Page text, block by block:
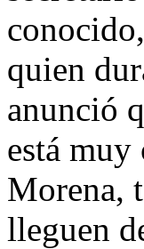
quien
anunció
está
Morena,
lleguen